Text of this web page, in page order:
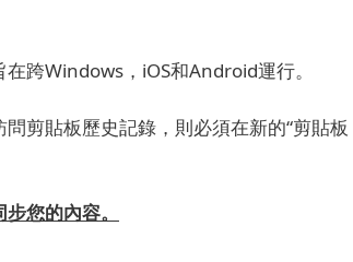
跨Windows，iOS和Android運行。
剪貼板歷史記錄，則必須在新的“剪貼板
您的內容。